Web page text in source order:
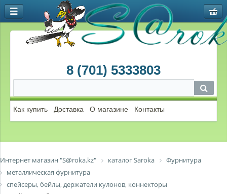
8 (701) 5333803
Как купить Доставка О магазине Контакты
Интернет магазин "S@roka.kz" каталог Saroka
Фурнитура
металлическая фурнитура
спейсеры, бейлы, держатели кулонов, коннекторы